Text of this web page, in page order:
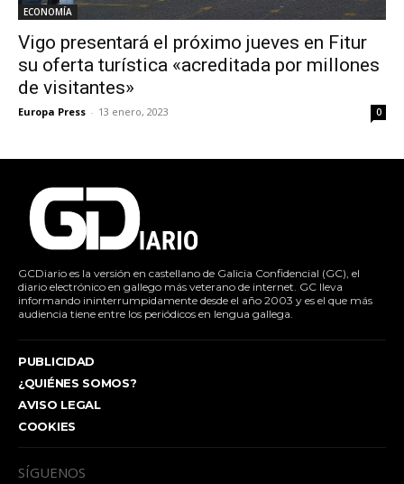
ECONOMÍA
Vigo presentará el próximo jueves en Fitur
su oferta turística «acreditada por millones
de visitantes»
Europa Press - 13 enero, 2023 0
GCDiario es la versión en castellano de Galicia Confidencial (GC), el
diario electrónico en gallego más veterano de internet. GC lleva
informando ininterrumpidamente desde el año 2003 y es el que más
audiencia tiene entre los periódicos en lengua gallega.
PUBLICIDAD
¿QUIÉNES SOMOS?
AVISO LEGAL
COOKIES
SÍGUENOS